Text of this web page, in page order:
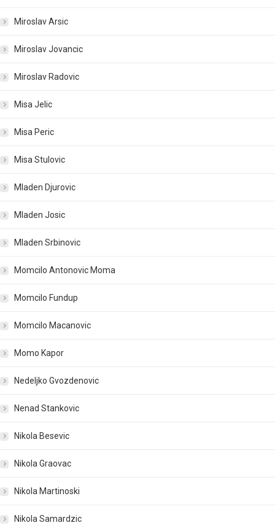
Miroslav Arsic
Miroslav Jovancic
Miroslav Radovic
Misa Jelic
Misa Peric
Misa Stulovic
Mladen Djurovic
Mladen Josic
Mladen Srbinovic
Momcilo Antonovic Moma
Momcilo Fundup
Momcilo Macanovic
Momo Kapor
Nedeljko Gvozdenovic
Nenad Stankovic
Nikola Besevic
Nikola Graovac
Nikola Martinoski
Nikola Samardzic